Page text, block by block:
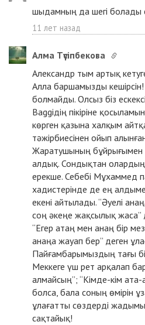
шыдамның да шегі болады
11 лет назад
Алма Түсіпбекова
Александр тым артық
Алла баршамызды
болмайды. Олсыз біз
Ваggідің пікіріне
көрген қазына халқым
тәжірбиесінен ойып
Жаратушының бұйрығымен
алдық. Сондықтан олардың
ерекше. Себебі Мұхаммед
хадистерінде де ең
екені айтылады. “Әуелі
соң әкеңе жақсылық жаса”
“Егер атаң мен анаң бір
анаңа жауап бер” деген
Пайғамбарымыздың тағы
Меккеге үш рет арқалап
алмайсың”; “Кімде-кім
болса, бала соның өмірін
ұлағатты сөздерді
сақтайық!